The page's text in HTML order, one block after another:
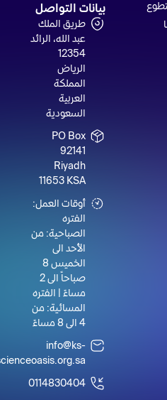
بيانات التواصل
طريق الملك
عبد الله، الرائد
12354
الرياض
المملكة
العربية
السعودية
PO Box
92141
Riyadh
11653 KSA
أوقات العمل:
الفتره
الصباحية: من
الأحد الى
الخميس 8
صباحاً الى 2
مساءً | الفتره
المسائية: من
4 الى 8 مساءً
info@ks-
0114830404